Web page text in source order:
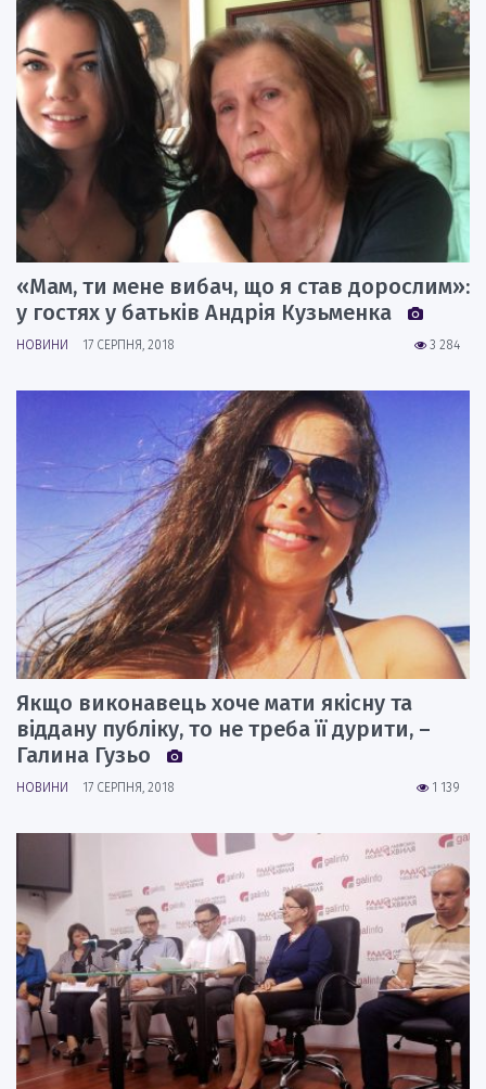
«Мам, ти мене вибач, що я став дорослим»:
у гостях у батьків Андрія Кузьменка
3 284
НОВИНИ 17 СЕРПНЯ, 2018
Якщо виконавець хоче мати якісну та
віддану публіку, то не треба її дурити, –
Галина Гузьо
1 139
НОВИНИ 17 СЕРПНЯ, 2018